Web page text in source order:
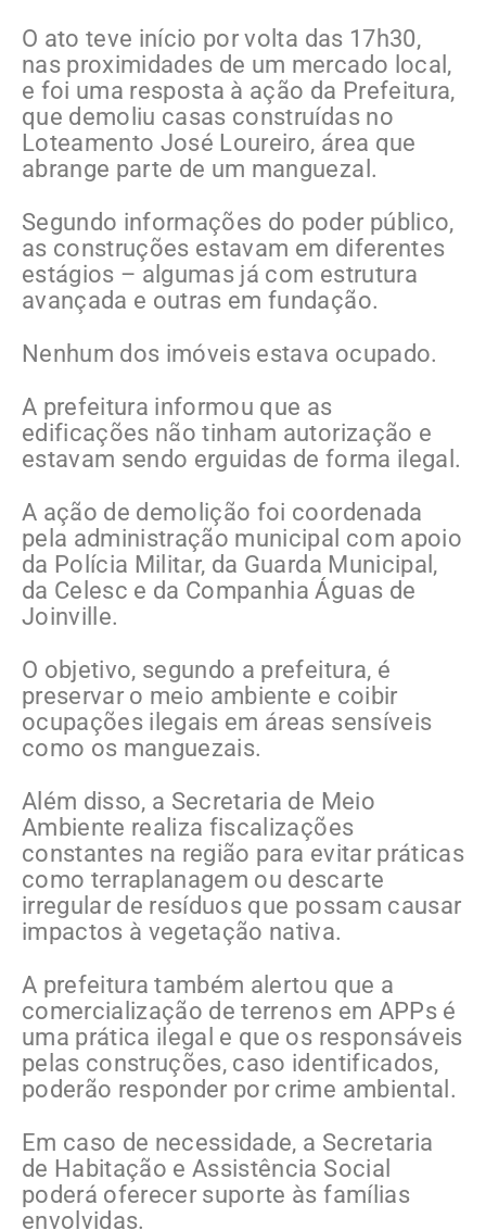
O ato teve início por volta das 17h30,
nas proximidades de um mercado local,
e foi uma resposta à ação da Prefeitura,
que demoliu casas construídas no
Loteamento José Loureiro, área que
abrange parte de um manguezal.
Segundo informações do poder público,
as construções estavam em diferentes
estágios – algumas já com estrutura
avançada e outras em fundação.
Nenhum dos imóveis estava ocupado.
A prefeitura informou que as
edificações não tinham autorização e
estavam sendo erguidas de forma ilegal.
A ação de demolição foi coordenada
pela administração municipal com apoio
da Polícia Militar, da Guarda Municipal,
da Celesc e da Companhia Águas de
Joinville.
O objetivo, segundo a prefeitura, é
preservar o meio ambiente e coibir
ocupações ilegais em áreas sensíveis
como os manguezais.
Além disso, a Secretaria de Meio
Ambiente realiza fiscalizações
constantes na região para evitar práticas
como terraplanagem ou descarte
irregular de resíduos que possam causar
impactos à vegetação nativa.
A prefeitura também alertou que a
comercialização de terrenos em APPs é
uma prática ilegal e que os responsáveis
pelas construções, caso identificados,
poderão responder por crime ambiental.
Em caso de necessidade, a Secretaria
de Habitação e Assistência Social
poderá oferecer suporte às famílias
envolvidas.